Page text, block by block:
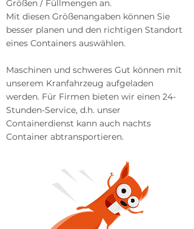
Größen / Füllmengen an.
Mit diesen Größenangaben können Sie
besser planen und den richtigen Standort
eines Containers auswählen.
Maschinen und schweres Gut können mit
unserem Kranfahrzeug aufgeladen
werden. Für Firmen bieten wir einen 24-
Stunden-Service, d.h. unser
Containerdienst kann auch nachts
Container abtransportieren.